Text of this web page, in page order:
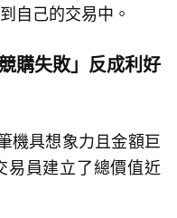
自己的交易中。
購失敗」反成利好
機具想象力且金額巨
易員建立了總價值近